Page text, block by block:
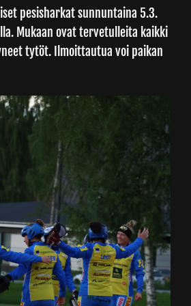
Junnupesis
Palvelut
Yhteystiedot
pesisharkat sunnuntaina 5.3.
Mukaan ovat tervetulleita kaikki
tytöt. Ilmoittautua voi paikan